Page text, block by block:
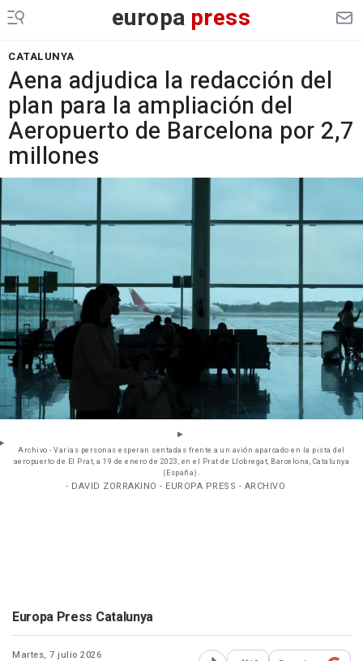
europa press
CATALUNYA
Aena adjudica la redacción del
plan para la ampliación del
Aeropuerto de Barcelona por 2,7
millones
Archivo - Varias personas esperan sentadas frente a un avión aparcado en la pista del
aeropuerto de El Prat, a 19 de enero de 2023, en el Prat de Llobregat, Barcelona, Catalunya
(España).
- DAVID ZORRAKINO - EUROPA PRESS - ARCHIVO
Europa Press Catalunya
Martes, 7 julio 2026